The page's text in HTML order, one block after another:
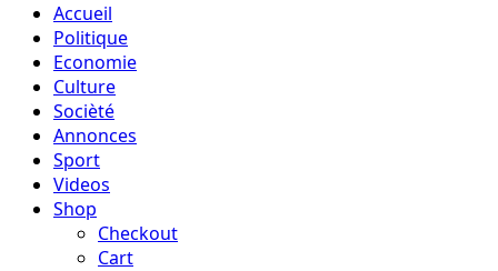
Accueil
Politique
Economie
Culture
Socièté
Annonces
Sport
Videos
Shop
Checkout
Cart